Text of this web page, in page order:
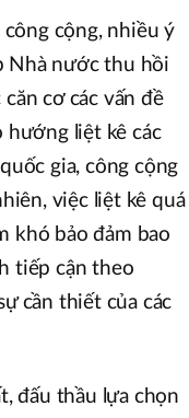
cộng, nhiều ý
Nhà nước thu hồi
cơ các vấn đề
hướng liệt kê các
gia, công cộng
việc liệt kê quá
khó bảo đảm bao
tiếp cận theo
cần thiết của các
đấu thầu lựa chọn